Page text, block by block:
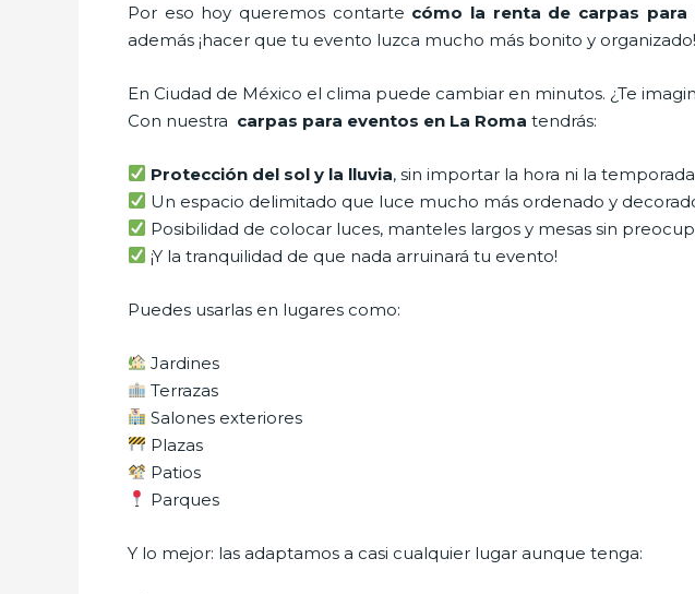
Por eso hoy queremos contarte cómo la renta de carpas para
además ¡hacer que tu evento luzca mucho más bonito y organizado!
En Ciudad de México el clima puede cambiar en minutos. ¿Te
Con nuestra carpas para eventos en La Roma tendrás:
Protección del sol y la lluvia, sin importar la hora ni la
Un espacio delimitado que luce mucho más ordenado y
Posibilidad de colocar luces, manteles largos y mesas sin
¡Y la tranquilidad de que nada arruinará tu evento!
Puedes usarlas en lugares como:
Jardines
Terrazas
Salones exteriores
Plazas
Patios
Parques
Y lo mejor: las adaptamos a casi cualquier lugar aunque tenga: